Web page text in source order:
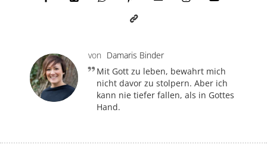
von Damaris Binder
Mit Gott zu leben, bewahrt mich
nicht davor zu stolpern. Aber ich
kann nie tiefer fallen, als in Gottes
Hand.